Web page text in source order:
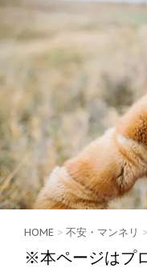
HOME > 不安・マンネリ >
※本ページはプ